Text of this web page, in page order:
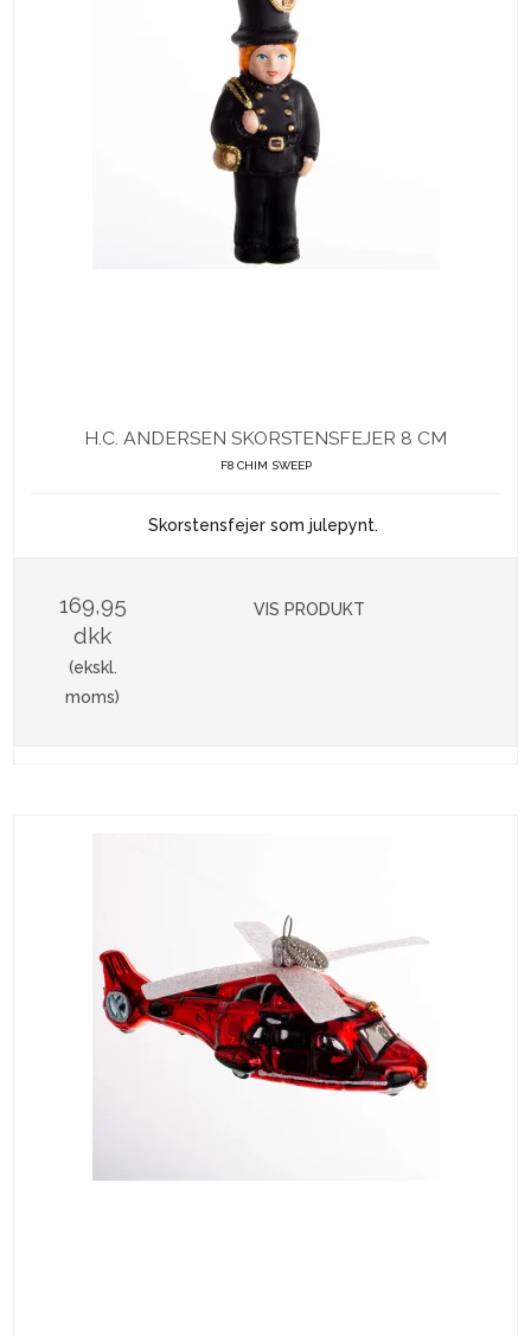
H.C. ANDERSEN SKORSTENSFEJER 8 CM
F8 CHIM SWEEP
Skorstensfejer som julepynt.
169,95
dkk
(ekskl.
moms)
VIS PRODUKT